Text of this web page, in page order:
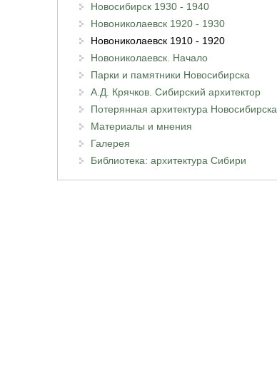
Новосибирск 1930 - 1940
Новониколаевск 1920 - 1930
Новониколаевск 1910 - 1920
Новониколаевск. Начало
Парки и памятники Новосибирска
А.Д. Крячков. Сибирский архитектор
Потерянная архитектура Новосибирска
Материалы и мнения
Галерея
Библиотека: архитектура Сибири